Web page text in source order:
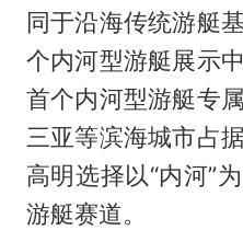
同于沿海传统游艇
个内河型游艇展示
首个内河型游艇专
三亚等滨海城市占
高明选择以“内河”
游艇赛道。